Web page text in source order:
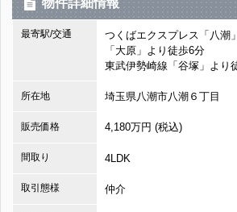
物件詳細情報
最寄駅/交通
つくばエクスプレス「八潮
「大原」より徒歩6分
東武伊勢崎線「谷塚」より
所在地 埼玉県八潮市八潮６丁目
販売価格 4,180万円 (税込)
間取り 4LDK
取引態様 仲介